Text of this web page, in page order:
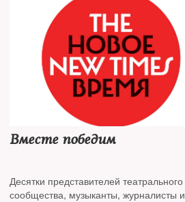
Вместе победим
Десятки представителей театрального
сообщества, музыканты, журналисты и